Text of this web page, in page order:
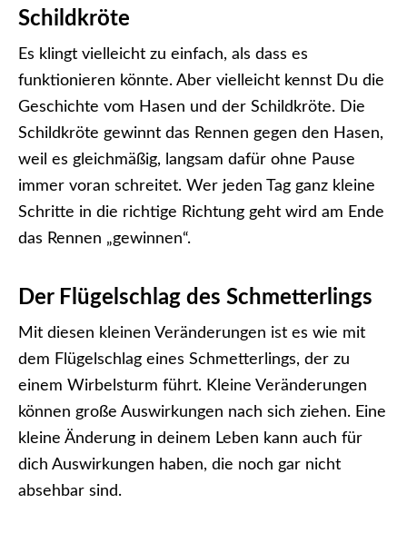
Schildkröte
Es klingt vielleicht zu einfach, als dass es
funktionieren könnte. Aber vielleicht kennst Du die
Geschichte vom Hasen und der Schildkröte. Die
Schildkröte gewinnt das Rennen gegen den Hasen,
weil es gleichmäßig, langsam dafür ohne Pause
immer voran schreitet. Wer jeden Tag ganz kleine
Schritte in die richtige Richtung geht wird am Ende
das Rennen „gewinnen“.
Der Flügelschlag des Schmetterlings
Mit diesen kleinen Veränderungen ist es wie mit
dem Flügelschlag eines Schmetterlings, der zu
einem Wirbelsturm führt. Kleine Veränderungen
können große Auswirkungen nach sich ziehen. Eine
kleine Änderung in deinem Leben kann auch für
dich Auswirkungen haben, die noch gar nicht
absehbar sind.